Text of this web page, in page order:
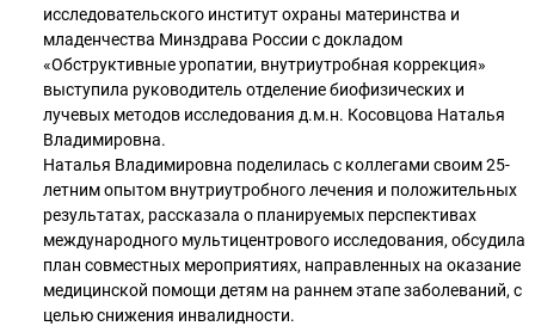
исследовательского институт охраны материнства и
младенчества Минздрава России с докладом
«Обструктивные уропатии, внутриутробная коррекция»
выступила руководитель отделение биофизических и
лучевых методов исследования д.м.н. Косовцова Наталья
Владимировна.
Наталья Владимировна поделилась с коллегами своим 25-
летним опытом внутриутробного лечения и положительных
результатах, рассказала о планируемых перспективах
международного мультицентрового исследования, обсудила
план совместных мероприятиях, направленных на оказание
медицинской помощи детям на раннем этапе заболеваний, с
целью снижения инвалидности.